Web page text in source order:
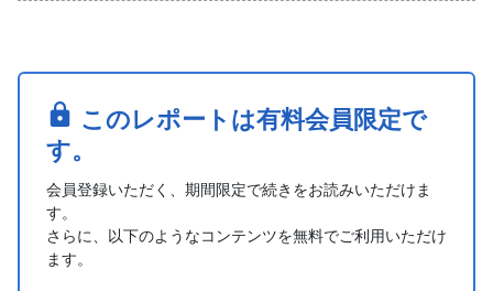
このレポートは有料会員限定で
す。
会員登録いただく、期間限定で続きをお読みいただけま
す。
さらに、以下のようなコンテンツを無料でご利用いただけ
ます。